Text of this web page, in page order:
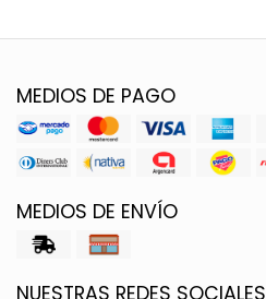
MEDIOS DE PAGO
MEDIOS DE ENVÍO
NUESTRAS REDES SOCIALES